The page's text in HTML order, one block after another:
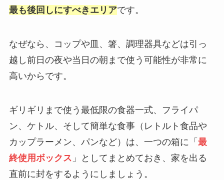
最も後回しにすべきエリアです。
なぜなら、コップや皿、箸、調理器具などは引っ
越し前日の夜や当日の朝まで使う可能性が非常に
高いからです。
ギリギリまで使う最低限の食器一式、フライパ
ン、ケトル、そして簡単な食事（レトルト食品や
カップラーメン、パンなど）は、一つの箱に「 最
終使用ボックス 」としてまとめておき、家を出る
直前に封をするようにしましょう。